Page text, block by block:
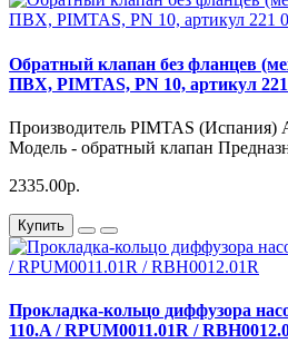
Обратный клапан без фланцев
ПВХ, PIMTAS, PN 10, артикул 221
Производитель PIMTAS (Испания)
Модель - обратный клапан
2335.00р.
Купить
Прокладка-кольцо диффузора
110.A / RPUM0011.01R /